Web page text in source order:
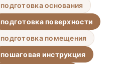
подготовка основания
подготовка поверхности
подготовка помещения
пошаговая инструкция